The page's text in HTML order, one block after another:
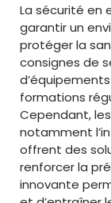
La sécurité en
garantir un
protéger la
consignes de
formations
Cependant,
notamment
offrent des
renforcer la
innovante